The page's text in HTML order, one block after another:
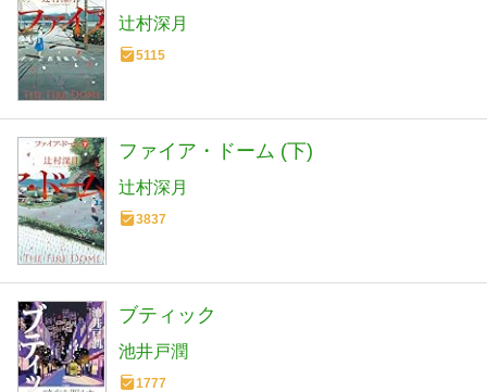
辻村深月
5115
ファイア・ドーム (下)
辻村深月
3837
ブティック
池井戸潤
1777